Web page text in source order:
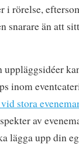
i rörelse,
snarare än att
inom
stora
av
lägga upp din